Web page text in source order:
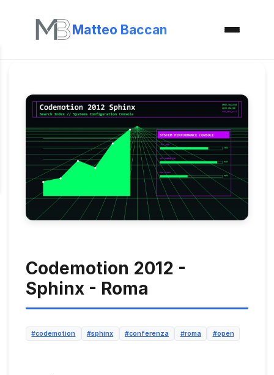
Matteo Baccan
Codemotion 2012 -
Sphinx - Roma
#codemotion #sphinx #conferenza #roma #open